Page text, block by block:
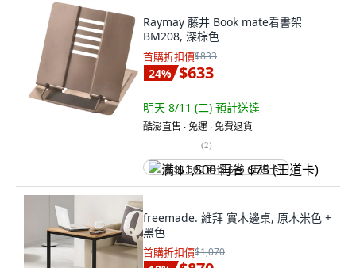
Raymay 藤井 Book mate看書架
BM208, 深棕色
首購折扣價$833
24% $633
明天 8/11 (二) 預計送達
酷澎直售 ∙ 免運 ∙ 免費退貨
(2)
满 $1,500 再省 $75 (王道卡)
freemade. 維拜 實木邊桌, 原木米色 +
黑色
首購折扣價$1,070